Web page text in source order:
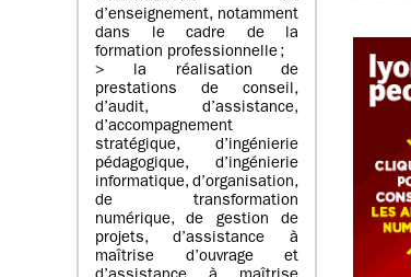
d’enseignement, notamment
dans le cadre de la
formation professionnelle ;
> la réalisation de
prestations de conseil,
d’audit, d’assistance,
d’accompagnement
stratégique, d’ingénierie
pédagogique, d’ingénierie
informatique, d’organisation,
de transformation
numérique, de gestion de
projets, d’assistance à
maîtrise d’ouvrage et